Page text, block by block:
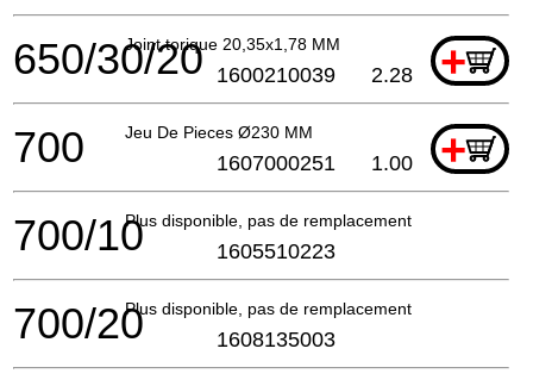
Joint torique 20,35x1,78 MM +
650/30/20 1600210039 2.28
Jeu De Pieces Ø230 MM +
700 1607000251 1.00
Plus disponible, pas de remplacement
700/10 1605510223
Plus disponible, pas de remplacement
700/20 1608135003